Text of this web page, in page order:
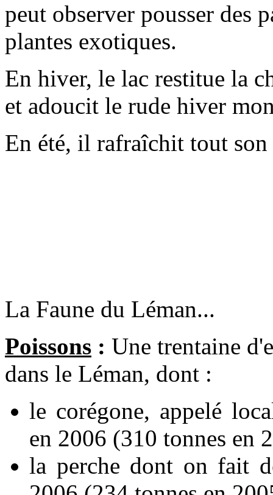
peut observer pousser des
plantes exotiques.
En hiver, le lac restitue la
et adoucit le rude hiver
En été, il rafraîchit tout
La Faune du Léman...
Poissons : Une trentaine
dans le Léman, dont :
le corégone, appelé
en 2006 (310 tonnes en
la perche dont on fait